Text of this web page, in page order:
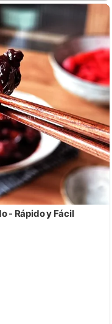
- Rápido y Fácil